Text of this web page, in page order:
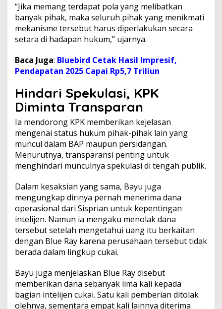
“Jika memang terdapat pola yang melibatkan
banyak pihak, maka seluruh pihak yang menikmati
mekanisme tersebut harus diperlakukan secara
setara di hadapan hukum,” ujarnya.
Baca Juga: Bluebird Cetak Hasil Impresif,
Pendapatan 2025 Capai Rp5,7 Triliun
Hindari Spekulasi, KPK
Diminta Transparan
Ia mendorong KPK memberikan kejelasan
mengenai status hukum pihak-pihak lain yang
muncul dalam BAP maupun persidangan.
Menurutnya, transparansi penting untuk
menghindari munculnya spekulasi di tengah publik.
Dalam kesaksian yang sama, Bayu juga
mengungkap dirinya pernah menerima dana
operasional dari Sisprian untuk kepentingan
intelijen. Namun ia mengaku menolak dana
tersebut setelah mengetahui uang itu berkaitan
dengan Blue Ray karena perusahaan tersebut tidak
berada dalam lingkup cukai.
Bayu juga menjelaskan Blue Ray disebut
memberikan dana sebanyak lima kali kepada
bagian intelijen cukai. Satu kali pemberian ditolak
olehnya, sementara empat kali lainnya diterima